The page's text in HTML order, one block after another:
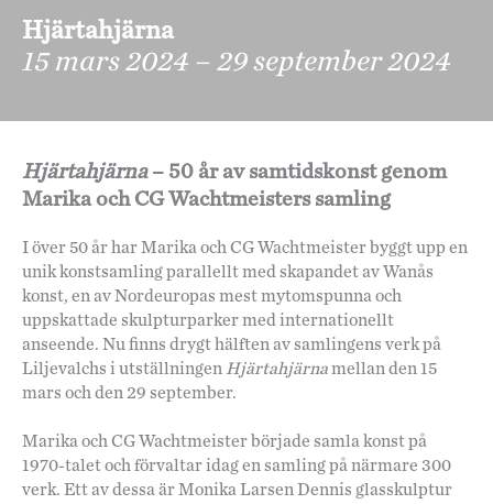
Hjärtahjärna
15 mars 2024 – 29 september 2024
Hjärtahjärna – 50 år av samtidskonst genom
Marika och CG Wachtmeisters samling
I över 50 år har Marika och CG Wachtmeister byggt upp en
unik konstsamling parallellt med skapandet av Wanås
konst, en av Nordeuropas mest mytomspunna och
uppskattade skulpturparker med internationellt
anseende. Nu finns drygt hälften av samlingens verk på
Liljevalchs i utställningenHjärtahjärnamellan den 15
mars och den 29 september.
Marika och CG Wachtmeister började samla konst på
1970-talet och förvaltar idag en samling på närmare 300
verk. Ett av dessa är Monika Larsen Dennis glasskulptur